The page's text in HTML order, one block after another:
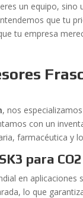
un equipo, sino
que tu
tu empresa
, nos
con un
farmacéutica y
para CO2
en
lo que